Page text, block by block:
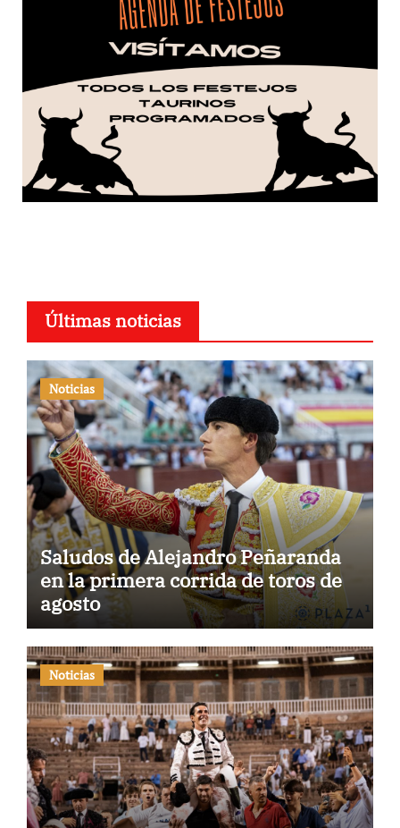
Últimas noticias
Noticias
Saludos de Alejandro Peñaranda
en la primera corrida de toros de
agosto
Noticias